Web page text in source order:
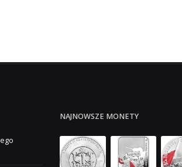
NAJNOWSZE MONETY